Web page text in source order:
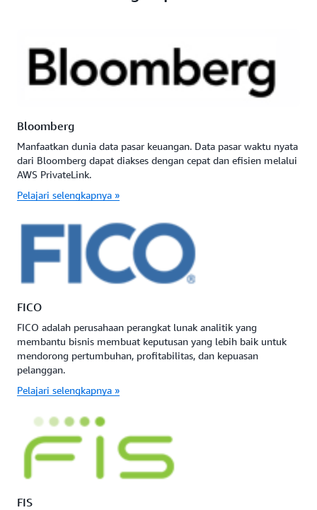
Bloomberg
Manfaatkan dunia data pasar keuangan. Data pasar waktu nyata
dari Bloomberg dapat diakses dengan cepat dan efisien melalui
AWS PrivateLink.
Pelajari selengkapnya »
FICO
FICO adalah perusahaan perangkat lunak analitik yang
membantu bisnis membuat keputusan yang lebih baik untuk
mendorong pertumbuhan, profitabilitas, dan kepuasan
pelanggan.
Pelajari selengkapnya »
FIS